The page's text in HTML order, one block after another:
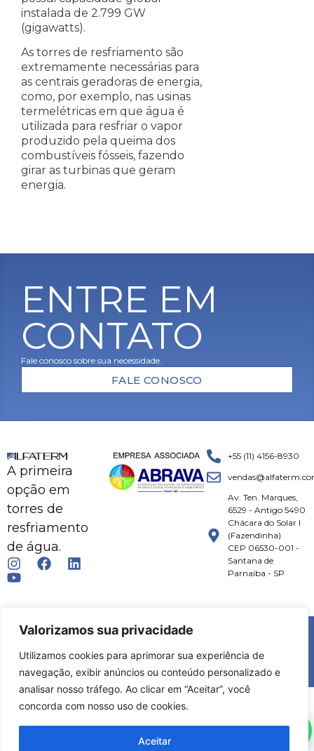
Valorizamos sua privacidade
Utilizamos cookies para aprimorar sua experiência de
navegação, exibir anúncios ou conteúdo personalizado e
analisar nosso tráfego. Ao clicar em “Aceitar”, você
concorda com nosso uso de cookies.
Aceitar
instalada de 2.799 GW
(gigawatts).
As torres de resfriamento são
extremamente necessárias para
as centrais geradoras de energia,
como, por exemplo, nas usinas
termelétricas em que água é
utilizada para resfriar o vapor
produzido pela queima dos
combustíveis fósseis, fazendo
girar as turbinas que geram
energia.
ENTRE EM
CONTATO
Fale conosco sobre sua necessidade.
FALE CONOSCO
A primeira
opção em
torres de
resfriamento
de água.
+55 (11) 4156-8930
Av. Ten. Marques,
6529 - Antigo 5490
Chácara do Solar I
(Fazendinha)
CEP 06530-001 -
Santana de
Parnaíba - SP
© 2026 ALFATERM | TODOS OS DIREITOS RESERVADOS.
DESENVOLVIMENTO:MKT FLOW |SPHEREA